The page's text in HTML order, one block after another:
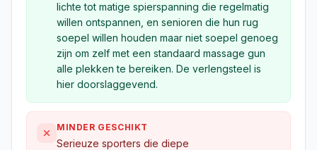
lichte tot matige spierspanning die regelmatig
willen ontspannen, en senioren die hun rug
soepel willen houden maar niet soepel genoeg
zijn om zelf met een standaard massage gun
alle plekken te bereiken. De verlengsteel is
hier doorslaggevend.
MINDER GESCHIKT
Serieuze sporters die diepe